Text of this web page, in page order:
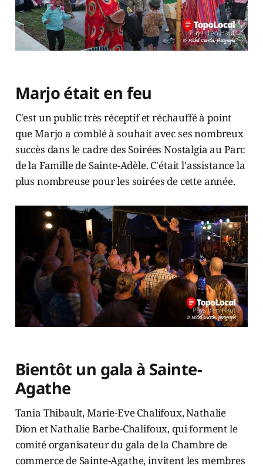
Marjo était en feu
C'est un public très réceptif et réchauffé à point
que Marjo a comblé à souhait avec ses nombreux
succès dans le cadre des Soirées Nostalgia au Parc
de la Famille de Sainte-Adèle. C'était l'assistance la
plus nombreuse pour les soirées de cette année.
Bientôt un gala à Sainte-
Agathe
Tania Thibault, Marie-Eve Chalifoux, Nathalie
Dion et Nathalie Barbe-Chalifoux, qui forment le
comité organisateur du gala de la Chambre de
commerce de Sainte-Agathe, invitent les membres